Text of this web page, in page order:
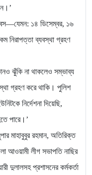
১৪ ডিসেম্বর, ১৬
নিরাপত্তা ব্যবস্থা গ্রহণ
কোনও ঝুঁকি না থাকলেও সম্ভাব্য
গ্রহণ করে থাকি। পুলিশ
নির্দেশনা দিয়েছি,
পারে।’
মাহাবুবুর রহমান, অতিরিক্ত
আওয়ামী লীগ সভাপতি নাছির
দুলালসহ প্রশাসনের কর্মকর্তা